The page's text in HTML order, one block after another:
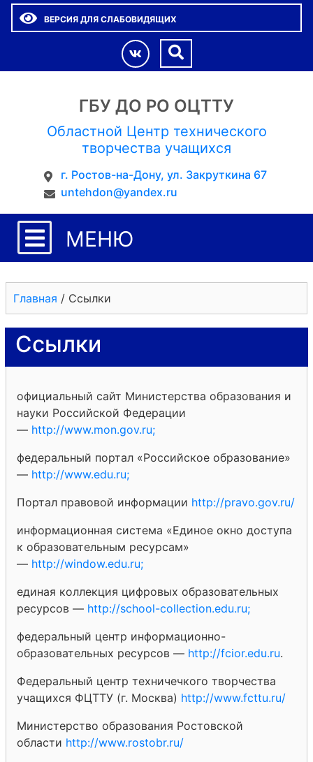
ВЕРСИЯ ДЛЯ СЛАБОВИДЯЩИХ
ГБУ ДО РО ОЦТТУ
Областной Центр технического
творчества учащихся
г. Ростов-на-Дону, ул. Закруткина 67
untehdon@yandex.ru
МЕНЮ
Главная / Ссылки
Ссылки
официальный сайт Министерства образования и
науки Российской Федерации
— http://www.mon.gov.ru;
федеральный портал «Российское образование»
— http://www.edu.ru;
Портал правовой информации http://pravo.gov.ru/
информационная система «Единое окно доступа
к образовательным ресурсам»
— http://window.edu.ru;
единая коллекция цифровых образовательных
ресурсов — http://school-collection.edu.ru;
федеральный центр информационно-
образовательных ресурсов — http://fcior.edu.ru.
Федеральный центр техничечкого творчества
учащихся ФЦТТУ (г. Москва) http://www.fcttu.ru/
Министерство образования Ростовской
области http://www.rostobr.ru/